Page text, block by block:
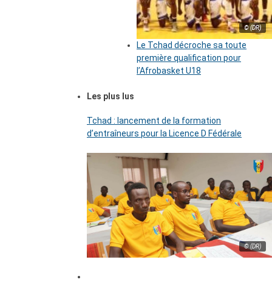
© (DR)
Le Tchad décroche sa toute
première qualification pour
l’Afrobasket U18
Les plus lus
Tchad : lancement de la formation
d’entraîneurs pour la Licence D Fédérale
© (DR)